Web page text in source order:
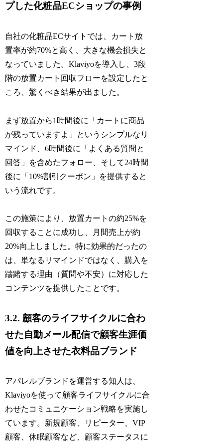
プした化粧品ECショップの事例
自社の化粧品ECサイトでは、カート放
置率が約70%と高く、大きな機会損失と
なっていました。Klaviyoを導入し、3段
階の放置カート回収フローを設定したと
ころ、驚くべき結果が出ました。
まず放置から1時間後に「カートに商品
が残っていますよ」というシンプルなリ
マインド、6時間後に「よくある質問と
回答」を含めたフォロー、そして24時間
後に「10%割引クーポン」を提供すると
いう流れです。
この施策により、放置カートの約25%を
回収することに成功し、月間売上が約
20%向上しました。特に効果的だったの
は、単なるリマインドではなく、購入を
躊躇する理由（質問や不安）に対応した
コンテンツを提供したことです。
3.2. 顧客のライフサイクルに合わ
せた自動メール配信で顧客生涯価
値を向上させた衣料品ブランド
アパレルブランドを運営する知人は、
Klaviyoを使って顧客ライフサイクルに合
わせたコミュニケーション戦略を実施し
ています。新規顧客、リピーター、VIP
顧客、休眠顧客など、顧客ステータスに